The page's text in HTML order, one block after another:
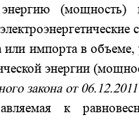
энергию
или импорта в
энергии
закона от
к